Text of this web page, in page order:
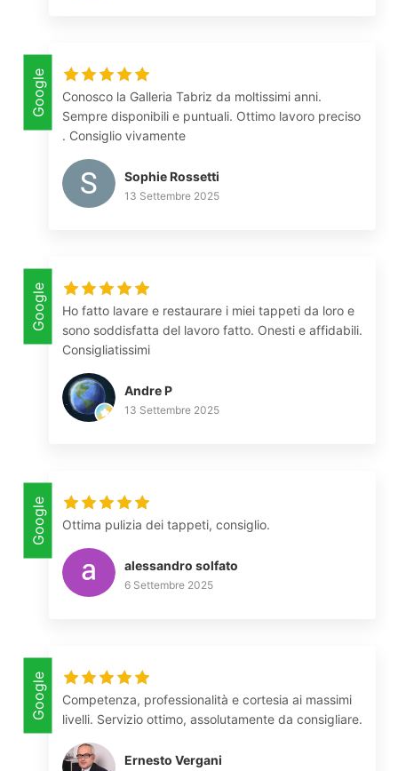
Google
Conosco la Galleria Tabriz da moltissimi anni.
Sempre disponibili e puntuali. Ottimo lavoro preciso
. Consiglio vivamente
Sophie Rossetti
13 Settembre 2025
Google
Ho fatto lavare e restaurare i miei tappeti da loro e
sono soddisfatta del lavoro fatto. Onesti e affidabili.
Consigliatissimi
Andre P
13 Settembre 2025
Google Ottima pulizia dei tappeti, consiglio.
alessandro solfato
6 Settembre 2025
Google
Competenza, professionalità e cortesia ai massimi
livelli. Servizio ottimo, assolutamente da consigliare.
Ernesto Vergani